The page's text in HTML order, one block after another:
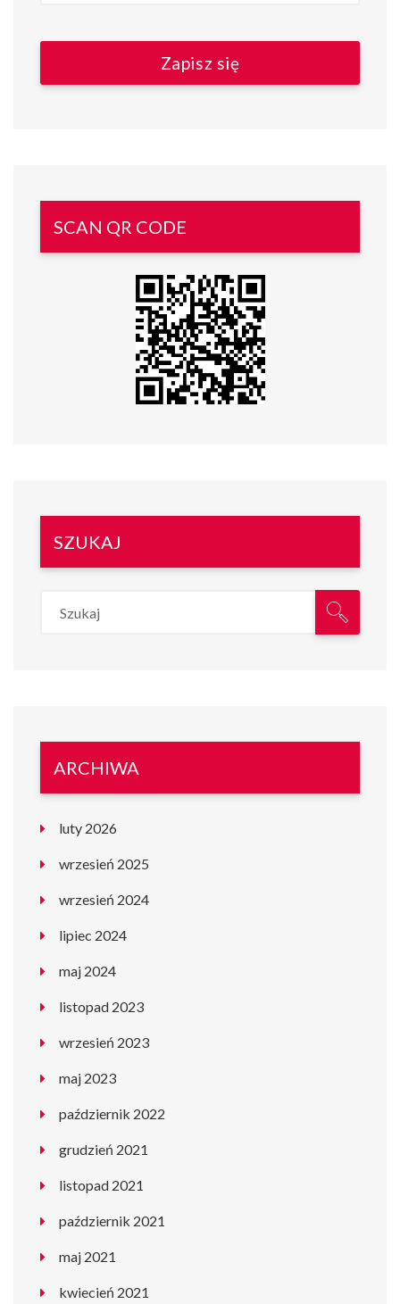
SCAN QR CODE
SZUKAJ
ARCHIWA
luty 2026
wrzesień 2025
wrzesień 2024
lipiec 2024
maj 2024
listopad 2023
wrzesień 2023
maj 2023
październik 2022
grudzień 2021
listopad 2021
październik 2021
maj 2021
kwiecień 2021